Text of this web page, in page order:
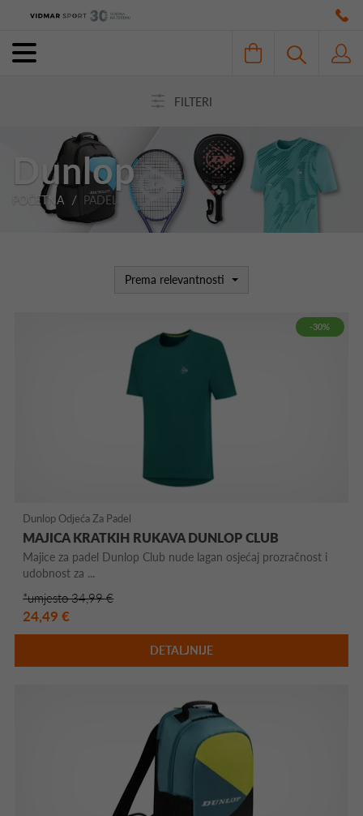
FILTERI
Dunlop
POČETNA PADEL
Prema relevantnosti
-30%
Dunlop Odjeća Za Padel
MAJICA KRATKIH RUKAVA DUNLOP CLUB
Majice za padel Dunlop Club nude lagan osjećaj prozračnost i
udobnost za ...
*umjesto 34,99 €
24,49 €
DETALJNIJE